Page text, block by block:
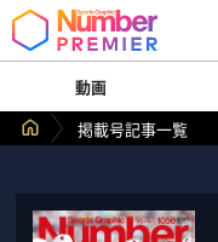
動画
掲載号記事一覧